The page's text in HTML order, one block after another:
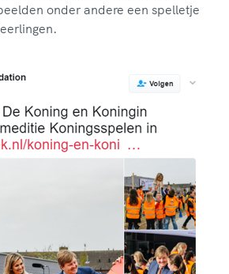
onder andere een spelletje